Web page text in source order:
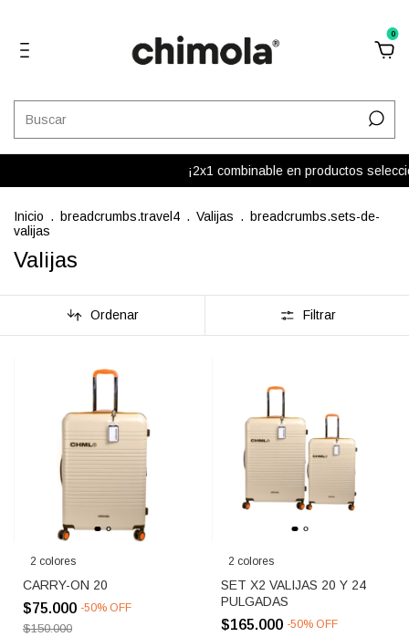
0
¡2x1 combinable en productos
Inicio . breadcrumbs.travel4 . Valijas .
breadcrumbs.sets-de-
valijas
Valijas
Ordenar Filtrar
2 colores
CARRY-ON 20
$75.000 -50% OFF
$150.000
2 colores
SET X2 VALIJAS 20 Y 24
PULGADAS
$165.000 -50% OFF